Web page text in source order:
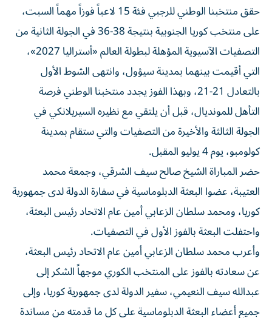
حقق منتخبنا الوطني للرجبي فئة 15 لاعباً فوزاً مهماً السبت،
على منتخب كوريا الجنوبية بنتيجة 38-36 في الجولة الثانية من
التصفيات الآسيوية المؤهلة لبطولة العالم «أستراليا 2027»،
التي أقيمت بينهما بمدينة سيؤول، وانتهى الشوط الأول
بالتعادل 21-21، وبهذا الفوز يجدد منتخبنا الوطني فرصة
التأهل للمونديال، قبل أن يلتقي مع نظيره السيريلانكي في
الجولة الثالثة والأخيرة من التصفيات والتي ستقام بمدينة
كولومبو، يوم 4 يوليو المقبل.
حضر المباراة الشيخ صالح سيف الشرقي، وجمعة محمد
العتيبة، عضوا البعثة الدبلوماسية في سفارة الدولة لدى جمهورية
كوريا، ومحمد سلطان الزعابي أمين عام الاتحاد رئيس البعثة،
واحتفلت البعثة بالفوز الأول في التصفيات.
وأعرب محمد سلطان الزعابي أمين عام الاتحاد رئيس البعثة،
عن سعادته بالفوز على المنتخب الكوري موجهاً الشكر إلى
عبدالله سيف النعيمي، سفير الدولة لدى جمهورية كوريا، وإلى
جميع أعضاء البعثة الدبلوماسية على كل ما قدمته من مساندة